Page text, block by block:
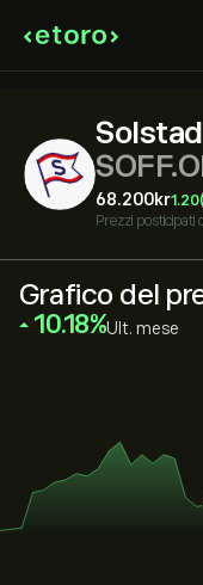
68.200‎kr‎1.20
Prezzi posticipati
Grafico del
‎10.18‎ Ult. mese